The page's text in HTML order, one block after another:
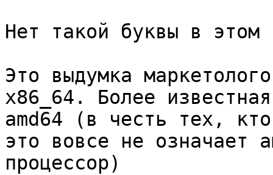
Нет такой буквы в этом
Это выдумка
x86_64. Более
amd64 (в честь тех,
это вовсе не означает
процессор)